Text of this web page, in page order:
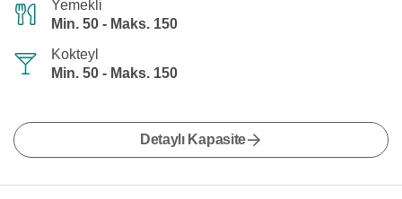
Yemekli
Min. 50 - Maks. 150
Kokteyl
Min. 50 - Maks. 150
Detaylı Kapasite